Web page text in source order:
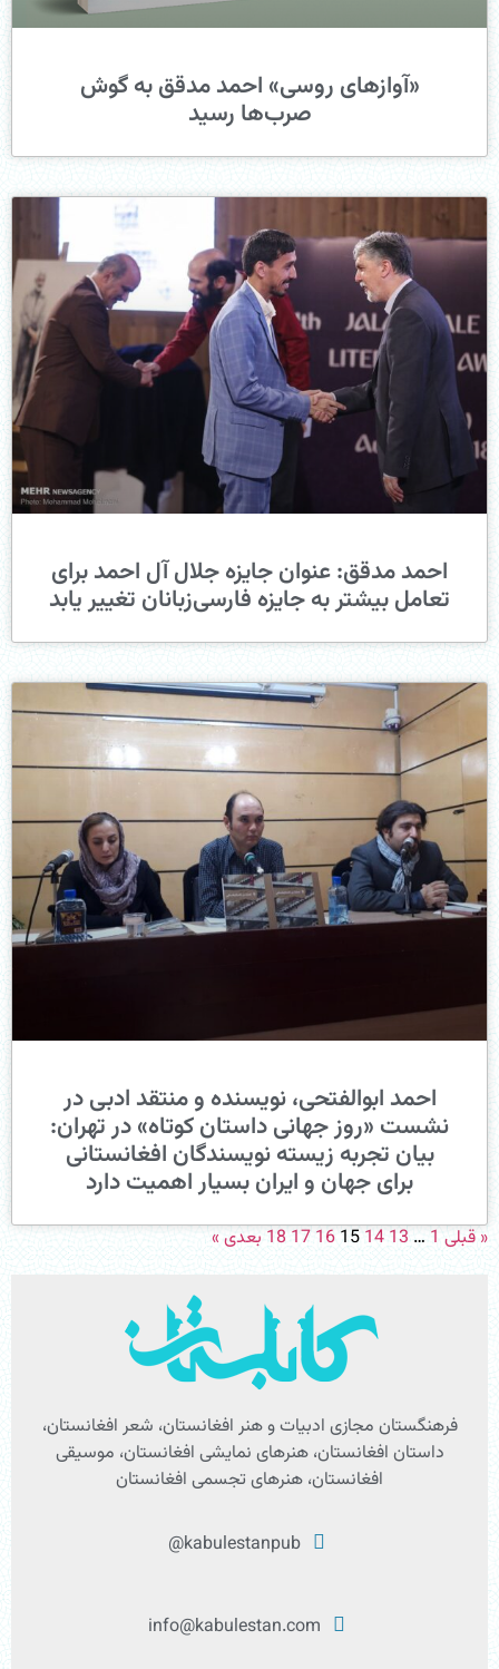
«آوازهای روسی» احمد مدقق به گوش
صرب‌ها رسید
احمد مدقق: عنوان جایزه جلال آل احمد برای
تعامل بیشتر به جایزه فارسی‌زبانان تغییر یابد
احمد ابوالفتحی، نویسنده و منتقد ادبی در
نشست «روز جهانی داستان کوتاه» در تهران:
بیان تجربه زیسته نویسندگان افغانستانی
برای جهان و ایران بسیار اهمیت دارد
« قبلی 1
…
13
14
15
16
17
18 بعدی »
فرهنگستان مجازی ادبیات و هنر افغانستان، شعر افغانستان،
داستان افغانستان، هنرهای نمایشی افغانستان، موسیقی
افغانستان، هنرهای تجسمی افغانستان
kabulestanpub@
info@kabulestan.com